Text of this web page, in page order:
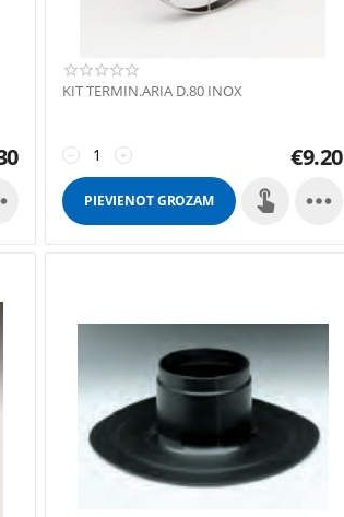
KIT TERMIN.ARIA D.80 INOX
+
− €9.20
PIEVIENOT GROZAM 